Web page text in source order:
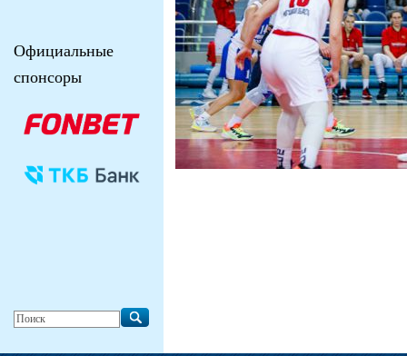
Официальные
спонсоры